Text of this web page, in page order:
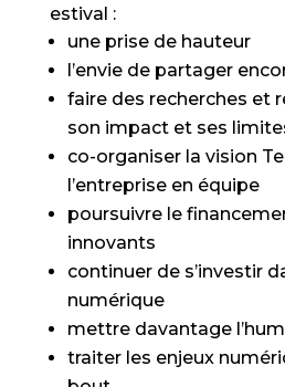
estival :
une prise de hauteur
l’envie de partager
faire des recherches et
son impact et ses
co-organiser la vision
l’entreprise en équipe
poursuivre le
innovants
continuer de s’investir
numérique
mettre davantage
traiter les enjeux